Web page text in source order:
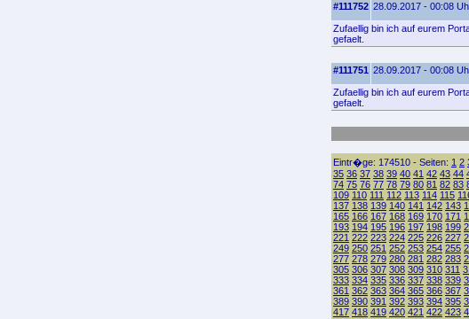
#111752 28.09.2017 - 00:08
Zufaellig bin ich auf eurem
gefaelt.
#111751 28.09.2017 - 00:08
Zufaellig bin ich auf eurem
gefaelt.
Eintr�ge: 174510 - Seiten: 1 2
35 36 37 38 39 40 41 42 43 44
74 75 76 77 78 79 80 81 82 83
109 110 111 112 113 114 115
137 138 139 140 141 142 143
165 166 167 168 169 170 171
193 194 195 196 197 198 199
221 222 223 224 225 226 227
249 250 251 252 253 254 255
277 278 279 280 281 282 283
305 306 307 308 309 310 311
333 334 335 336 337 338 339
361 362 363 364 365 366 367
389 390 391 392 393 394 395
417 418 419 420 421 422 423